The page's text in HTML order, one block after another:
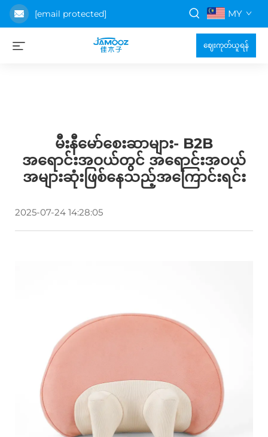
[email protected] MY
ဈေးကုတ်ယူရန်
မီးနီမော်စေးဆာများ- B2B
အရောင်းအဝယ်တွင် အရောင်းအဝယ်
အများဆုံးဖြစ်နေသည့်အကြောင်းရင်း
2025-07-24 14:28:05